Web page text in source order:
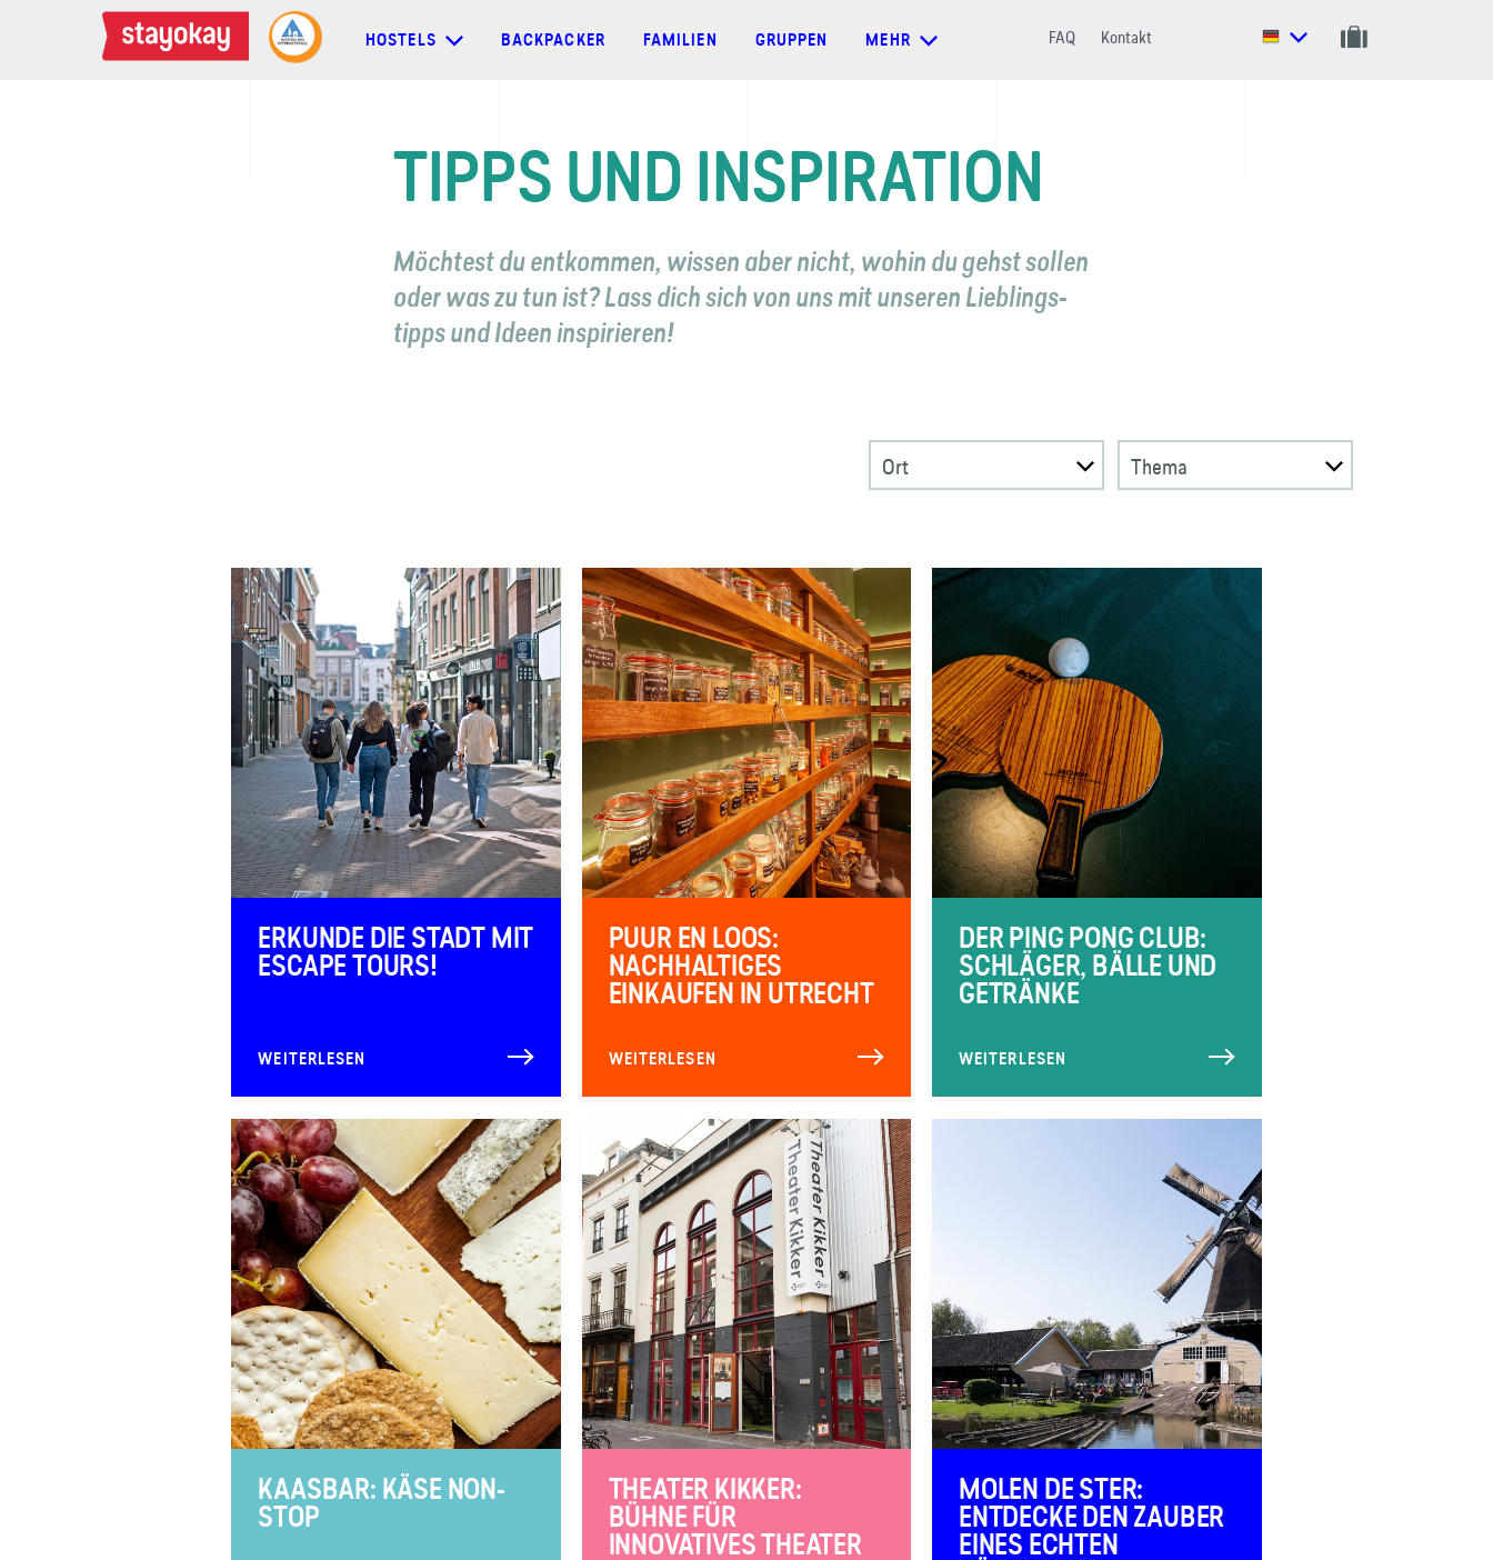
HOSTELS BACKPACKER FAMILIEN GRUPPEN MEHR FAQ Kontakt
TIPPS UND INSPIRATION
Möchtest du entkommen, wissen aber nicht, wohin du gehst sollen
oder was zu tun ist? Lass dich sich von uns mit unseren Lieblings­
tipps und Ideen inspirieren!
Ort Thema
ERKUNDE DIE STADT MIT
ESCAPE TOURS!
WEITERLESEN
PUUR EN LOOS:
NACHHALTIGES
EINKAUFEN IN UTRECHT
WEITERLESEN
DER PING PONG CLUB:
SCHLÄGER, BÄLLE UND
GETRÄNKE
WEITERLESEN
KAASBAR: KÄSE NON-
STOP
THEATER KIKKER:
BÜHNE FÜR
INNOVATIVES THEATER
MOLEN DE STER:
ENTDECKE DEN ZAUBER
EINES ECHTEN